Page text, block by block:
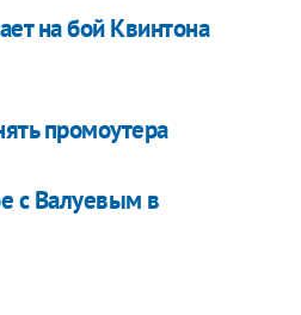
на бой Квинтона
промоутера
с Валуевым в